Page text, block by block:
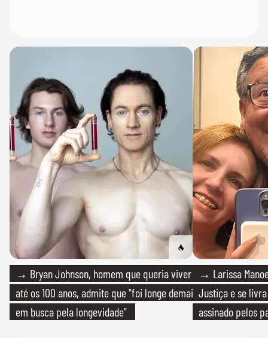
→ Bryan Johnson, homem que queria viver
até os 100 anos, admite que "foi longe demais
em busca pela longevidade"
→ Larissa
Justiça e se
assinado pelos